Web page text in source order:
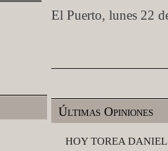
El Puerto, lunes 22
Últimas Opiniones
HOY TOREA DANIEL